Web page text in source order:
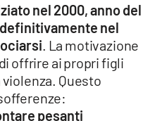
nel 2000, anno del
nel
. La motivazione
offrire ai propri figli
Questo
pesanti